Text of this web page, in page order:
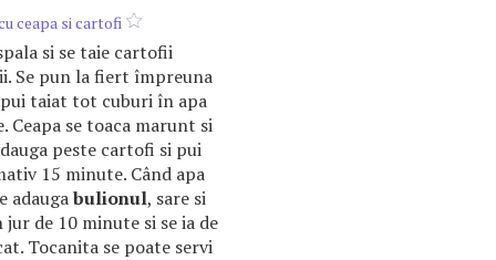
ceapa si cartofi
si se taie cartofii
Se pun la fiert împreuna
taiat tot cuburi în apa
Ceapa se toaca marunt si
peste cartofi si pui
15 minute. Când apa
adaugabulionul, sare si
de 10 minute si se ia de
Tocanita se poate servi